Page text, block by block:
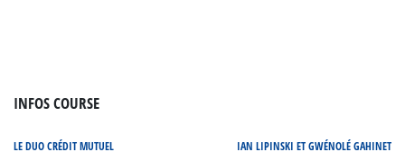
INFOS COURSE
LE DUO CRÉDIT MUTUEL IAN LIPINSKI ET GWÉNOLÉ GAHINET